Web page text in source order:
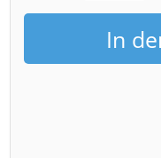
Wunder
Menge
In